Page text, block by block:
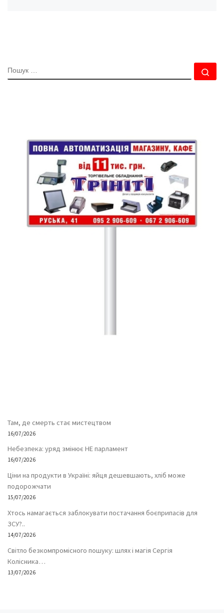
ПОШУК
Там, де смерть стає мистецтвом
16/07/2026
Небезпека: уряд змінює НЕ парламент
16/07/2026
Ціни на продукти в Україні: яйця дешевшають, хліб може
подорожчати
15/07/2026
Хтось намагається заблокувати постачання боєприпасів для
ЗСУ?..
14/07/2026
Світло безкомпромісного пошуку: шлях і магія Сергія
Колісника…
13/07/2026